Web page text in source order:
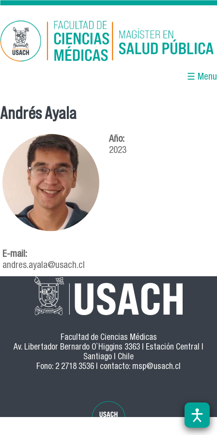
Pasar al contenido principal
☰ Menu
Se encuentra usted aquí
Andrés Ayala
E-mail:
andres.ayala@usach.cl
Año:
2023
Facultad de Ciencias Médicas
Av. Libertador Bernardo O`Higgins 3363 | Estación Central |
Santiago | Chile
Fono: 2 2718 3536 | contacto: msp@usach.cl